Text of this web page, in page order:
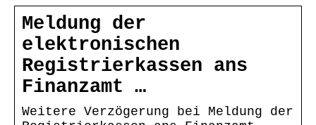
Meldung der
elektronischen
Registrierkassen ans
Finanzamt …
Weitere Verzögerung bei Meldung der